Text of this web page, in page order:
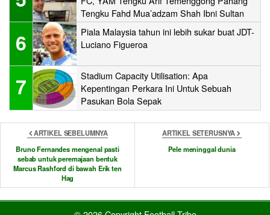
Tengku Fahd Mua’adzam Shah Ibni Sultan
Haji Ahmad Shah
6
Piala Malaysia tahun ini lebih sukar buat JDT-
Luciano Figueroa
7
Stadium Capacity Utilisation: Apa
Kepentingan Perkara Ini Untuk Sebuah
Pasukan Bola Sepak
ARTIKEL SEBELUMNYA
Bruno Fernandes mengenal pasti
sebab untuk peremajaan bentuk
Marcus Rashford di bawah Erik ten
Hag
ARTIKEL SETERUSNYA
Pele meninggal dunia